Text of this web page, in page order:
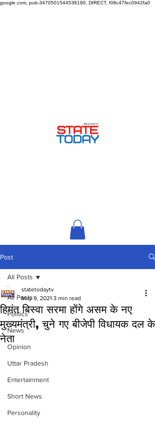
google.com, pub-3470501544538190, DIRECT, f08c47fec0942fa0
Post
All Posts
Politics
News
Opinion
Uttar Pradesh
Entertainment
Short News
Personality
All Posts
हिमंत बिस्वा सरमा होंगे असम के नए
मुख्यमंत्री, चुने गए बीजेपी विधायक दल के
नेता
statetodaytv
May 9, 2021 3 min read